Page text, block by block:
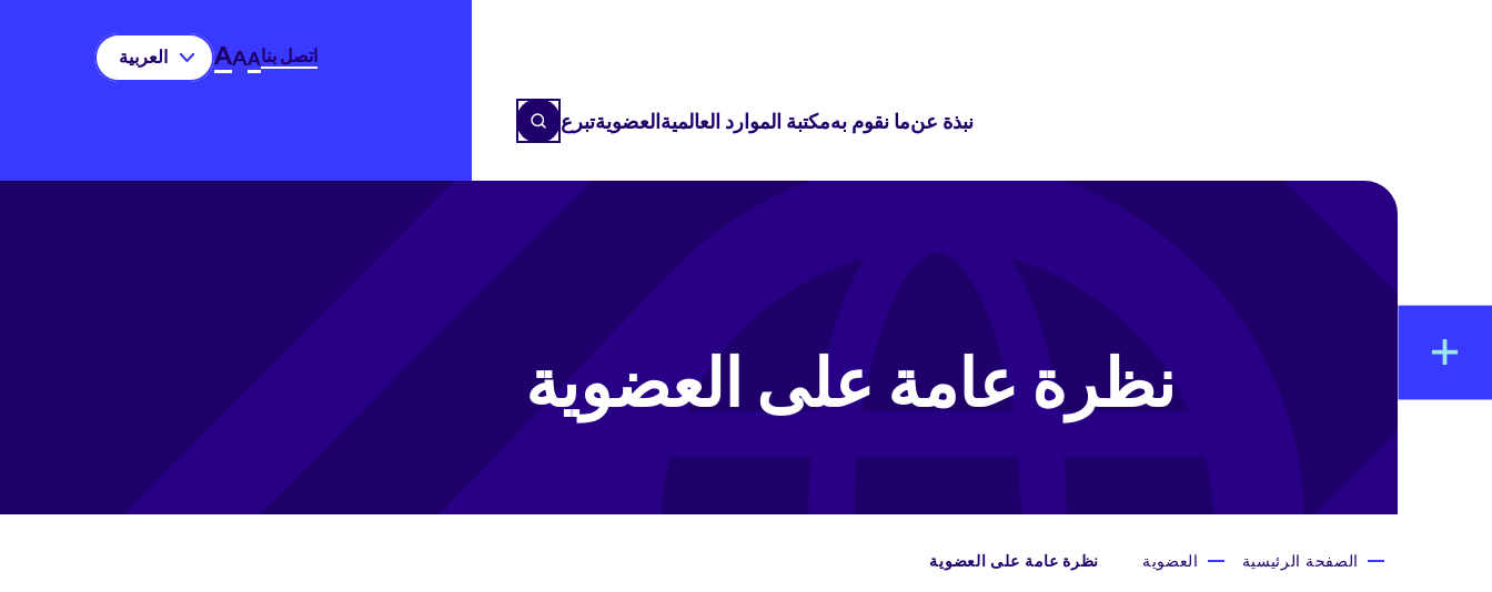
اتصل بناA
A
A العربية‏
نبذة عنما نقوم بهمكتبة الموارد العالميةالعضويةتبرع
نظرة عامة على العضوية
الصفحة الرئيسية العضوية نظرة عامة على العضوية